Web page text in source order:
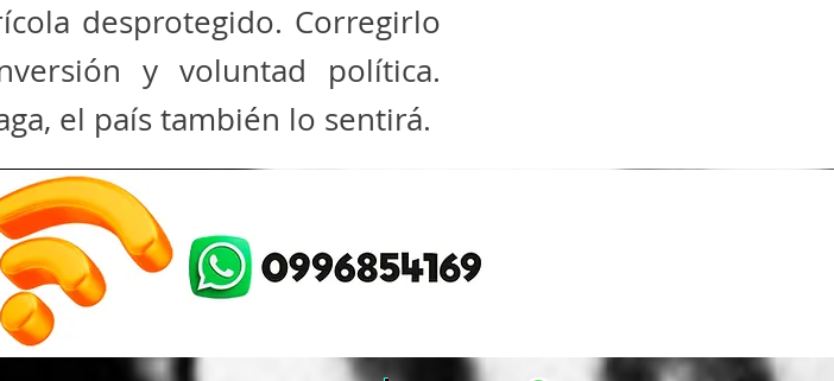
desprotegido. Corregirlo
y voluntad política.
el país también lo sentirá.